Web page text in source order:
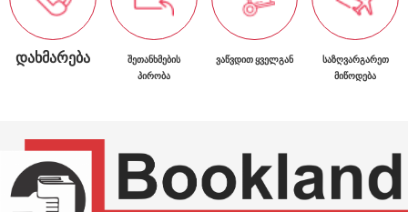
ᲓᲐᲮᲛᲐᲠᲔᲑᲐ
ᲨᲔᲗᲐᲜᲮᲛᲔᲑᲘᲡ
ᲞᲘᲠᲝᲑᲐ
ᲕᲐᲬᲕᲓᲘᲗ ᲧᲕᲔᲚᲒᲐᲜ
ᲡᲐᲖᲦᲕᲐᲠᲒᲐᲠᲔᲗ
ᲛᲘᲬᲝᲓᲔᲑᲐ